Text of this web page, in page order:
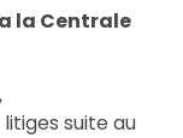
la Centrale
suite au